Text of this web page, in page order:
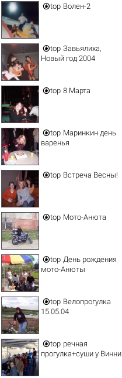
top Волен-2
top Завьялиха,
Новый год 2004
top 8 Марта
top Маринкин день
варенья
top Встреча Весны!
top Мото-Анюта
top День рождения
мото-Анюты
top Велопрогулка
15.05.04
top речная
прогулка+суши у Винни